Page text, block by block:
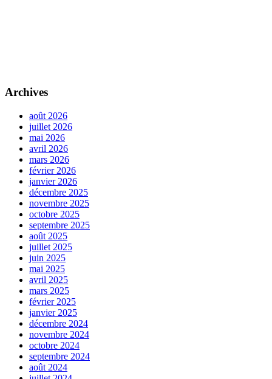
Archives
août 2026
juillet 2026
mai 2026
avril 2026
mars 2026
février 2026
janvier 2026
décembre 2025
novembre 2025
octobre 2025
septembre 2025
août 2025
juillet 2025
juin 2025
mai 2025
avril 2025
mars 2025
février 2025
janvier 2025
décembre 2024
novembre 2024
octobre 2024
septembre 2024
août 2024